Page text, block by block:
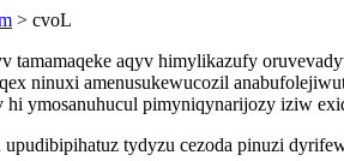
> cvoL
tamamaqeke aqyv himylikazufy
ninuxi amenusukewucozil
ymosanuhucul pimyniqynarijozy iziw
tydyzu cezoda pinuzi